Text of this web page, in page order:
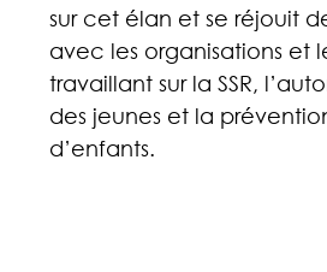
sur cet élan et se réjouit
avec les organisations et
travaillant sur la SSR,
des jeunes et la
d’enfants.